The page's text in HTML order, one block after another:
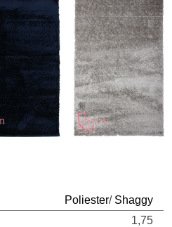
Poliester/ Shaggy
1,75